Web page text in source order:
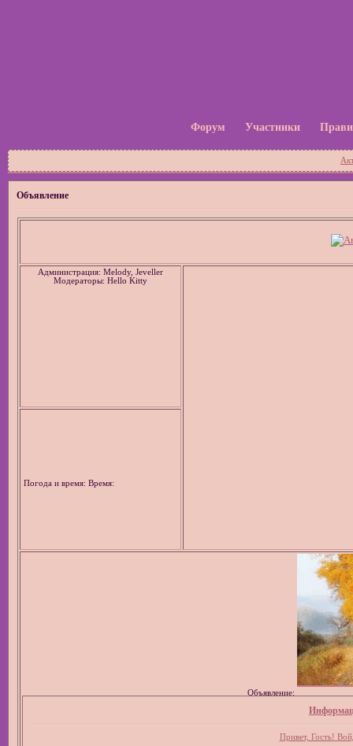
Форум Участники
Объявление
Администрация: Melody, Jeveller
Модераторы: Hello Kitty
Погода и время: Время:
Объявление:
Привет, Гость!